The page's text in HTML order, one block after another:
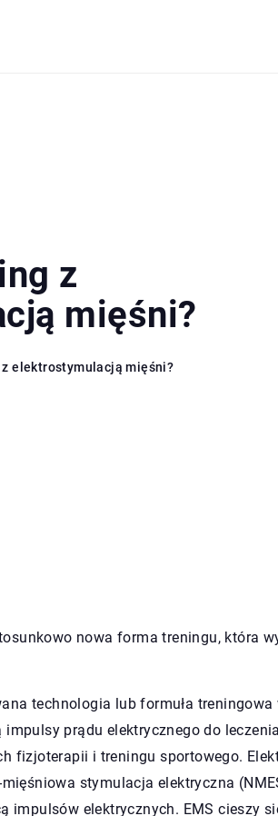
z
mięśni?
elektrostymulacją mięśni?
nowa forma treningu, która
technologia lub formuła treningowa
prądu elektrycznego do
fizjoterapii i treningu sportowego.
stymulacja elektryczna
impulsów elektrycznych. EMS cieszy